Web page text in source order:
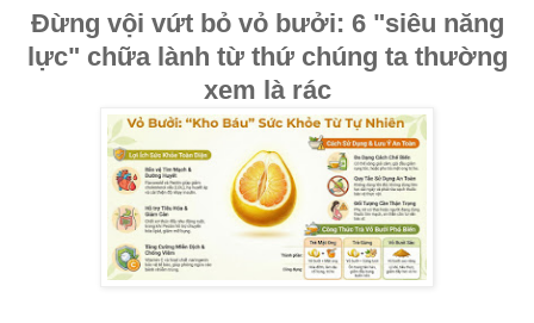
Đừng vội vứt bỏ vỏ bưởi: 6 "siêu năng
lực" chữa lành từ thứ chúng ta thường
xem là rác